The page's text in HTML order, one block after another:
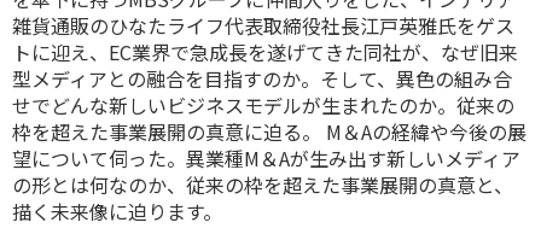
雑貨通販のひなたライフ代表取締役社長江戸英雅氏をゲス
トに迎え、EC業界で急成長を遂げてきた同社が、なぜ旧来
型メディアとの融合を目指すのか。そして、異色の組み合
せでどんな新しいビジネスモデルが生まれたのか。従来の
枠を超えた事業展開の真意に迫る。 M＆Aの経緯や今後の展
望について伺った。異業種M＆Aが生み出す新しいメディア
の形とは何なのか、 従来の枠を超えた事業展開の真意と、
描く未来像に迫ります。